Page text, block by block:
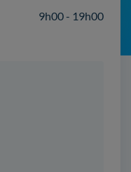
9h00 - 19h00